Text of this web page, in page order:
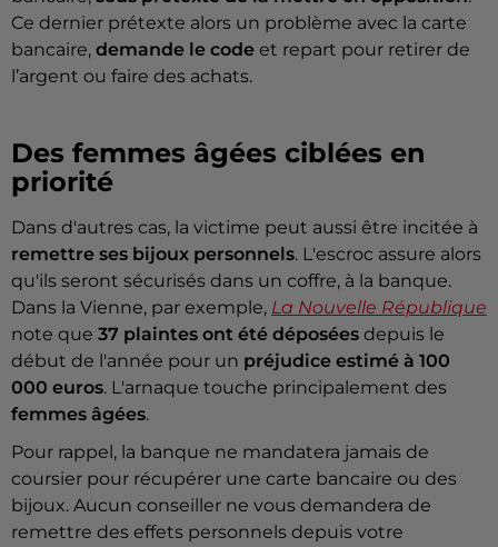
Ce dernier prétexte alors un problème avec la carte
bancaire, demande le code et repart pour retirer de
l’argent ou faire des achats.
Des femmes âgées ciblées en
priorité
Dans d'autres cas, la victime peut aussi être incitée à
remettre ses bijoux personnels. L'escroc assure alors
qu'ils seront sécurisés dans un coffre, à la banque.
Dans la Vienne, par exemple, La Nouvelle République
note que 37 plaintes ont été déposées depuis le
début de l'année pour un préjudice estimé à 100
000 euros. L'arnaque touche principalement des
femmes âgées.
Pour rappel, la banque ne mandatera jamais de
coursier pour récupérer une carte bancaire ou des
bijoux. Aucun conseiller ne vous demandera de
remettre des effets personnels depuis votre